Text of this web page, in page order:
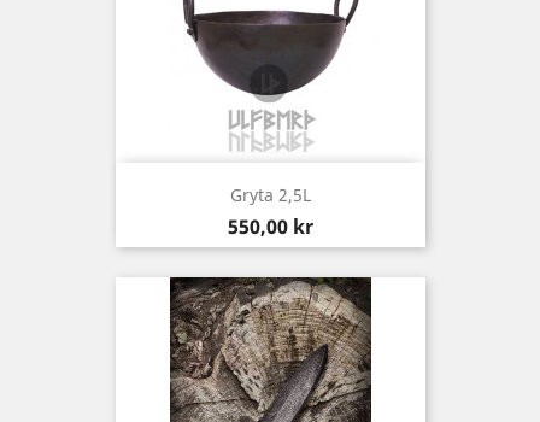
Gryta 2,5L
Pris
550,00 kr